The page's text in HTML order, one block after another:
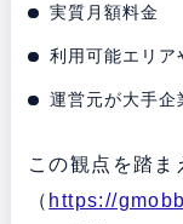
実質月額料金
利用可能エリア
運営元が大手企
この観点を踏
（ https://